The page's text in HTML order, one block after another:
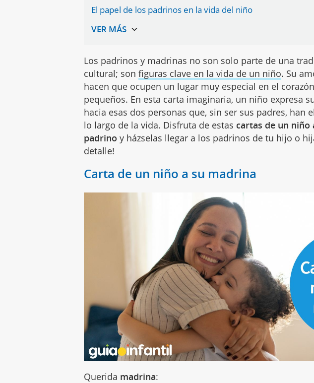
El papel de los padrinos en la vida del niño
Los padrinos y madrinas no son solo parte de una
cultural; sonfiguras clave en la vida de un niño. Su
hacen que ocupen un lugar muy especial en el
pequeños. En esta carta imaginaria, un niño expresa
hacia esas dos personas que, sin ser sus padres, han
lo largo de la vida. Disfruta de estas cartas de un niño
padrino y házselas llegar a los padrinos de tu hijo o
detalle!
Carta de un niño a su madrina
Querida madrina: